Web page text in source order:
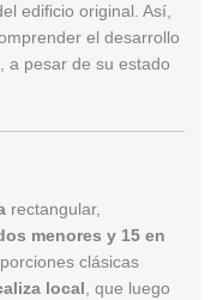
edificio original. Así,
el desarrollo
a pesar de su estado
rectangular,
menores y 15 en
clásicas
local , que luego